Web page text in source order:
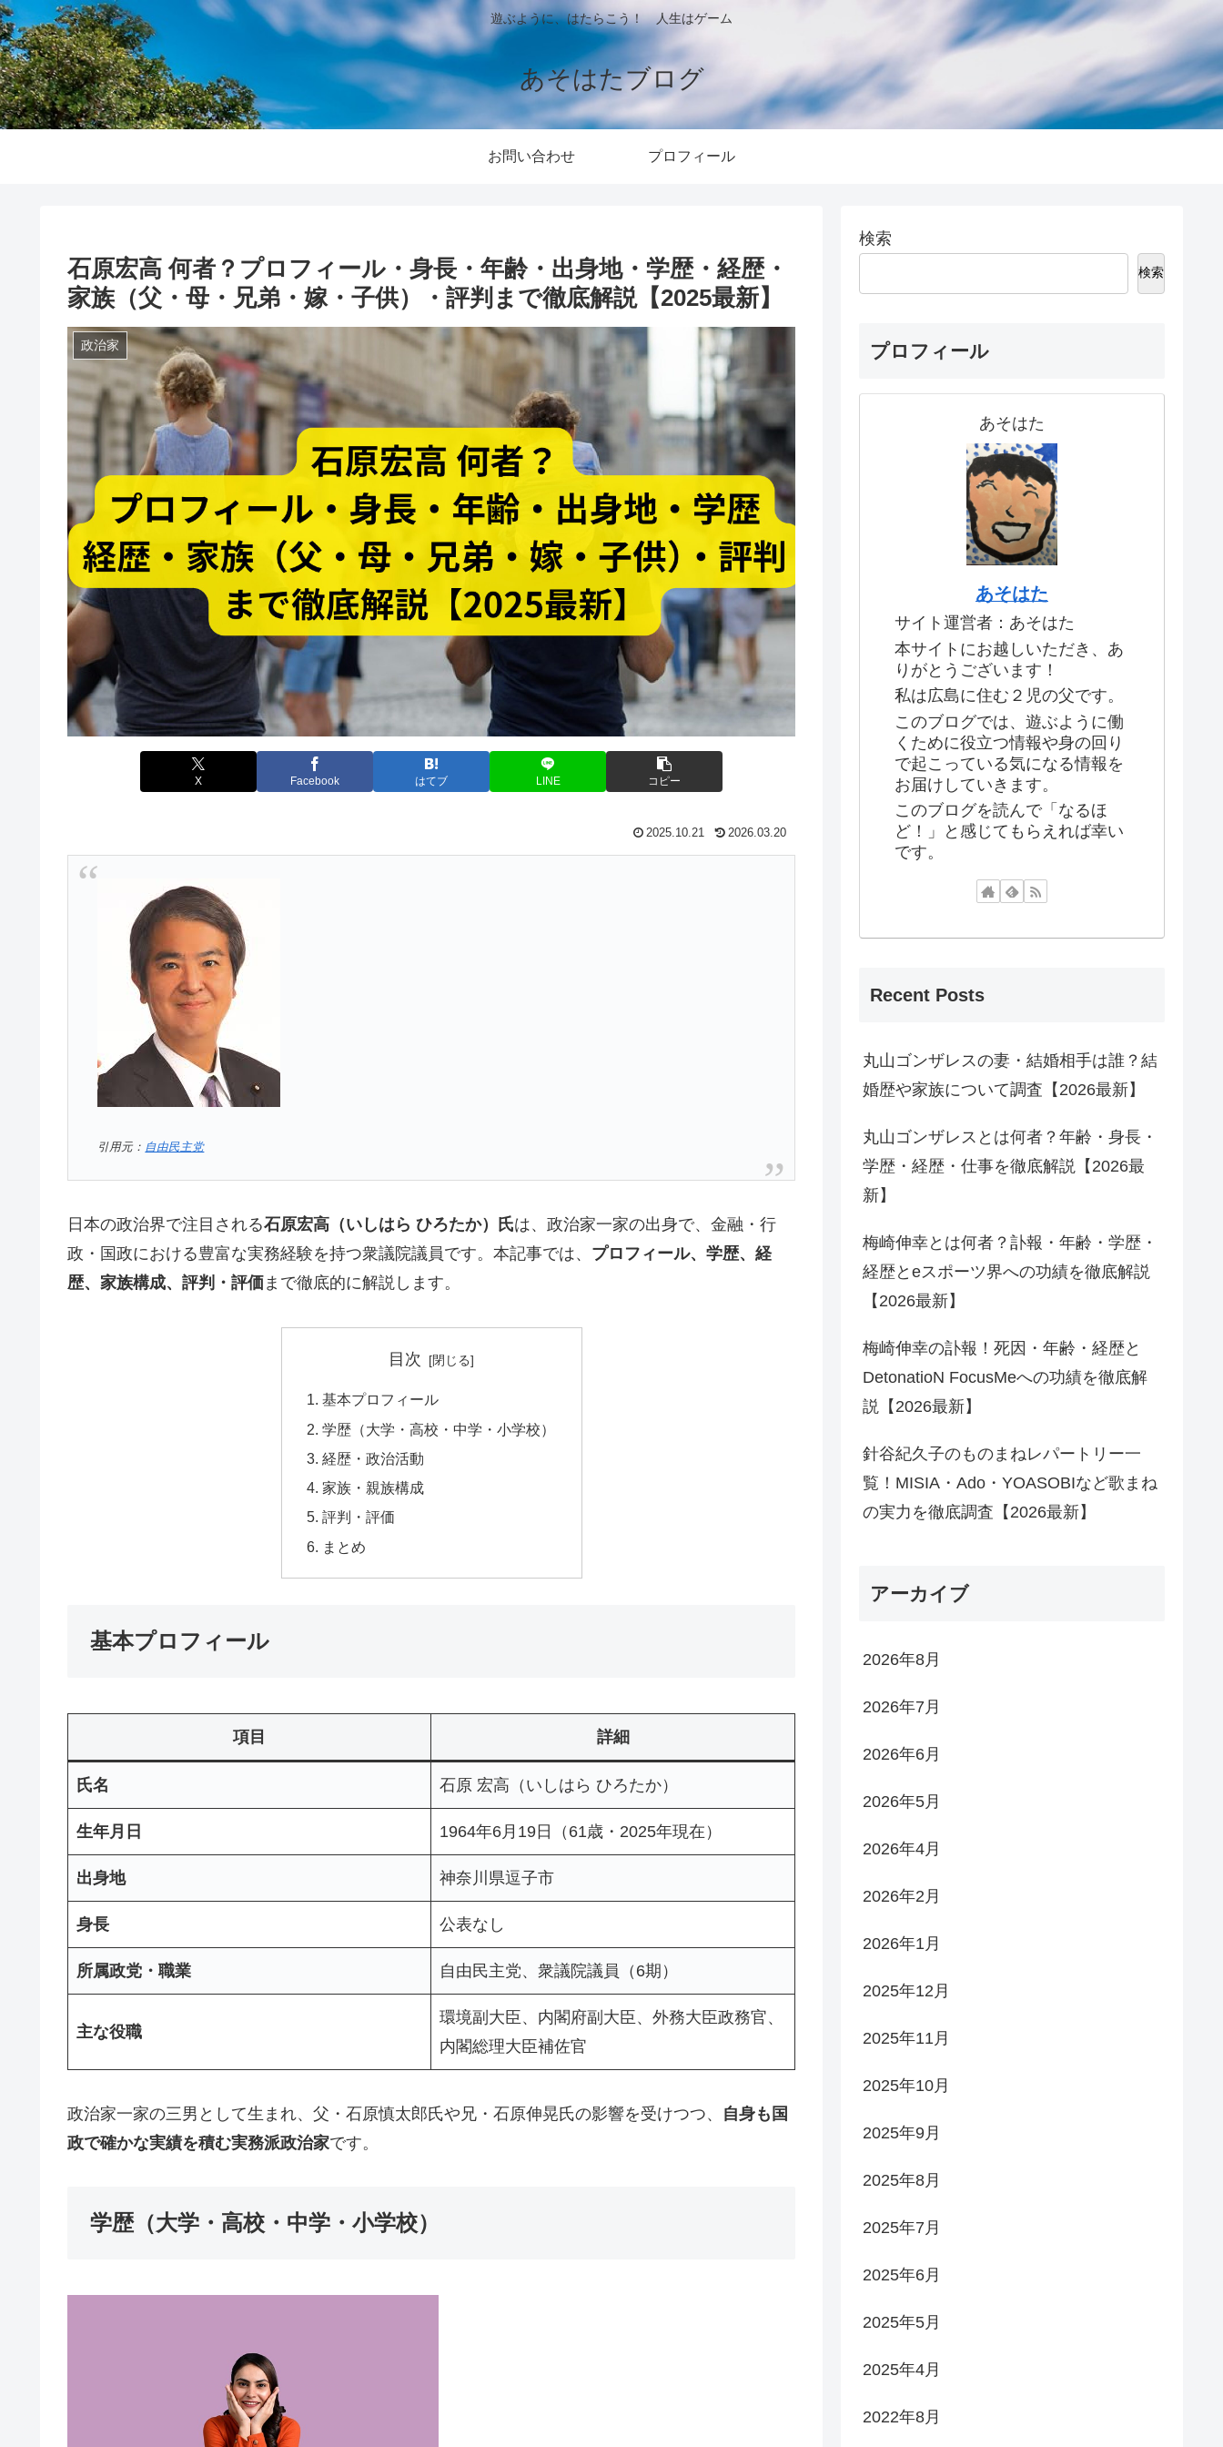
遊ぶように、はたらこう！ 人生はゲーム
あそはたブログ
お問い合わせ プロフィール
石原宏高 何者？プロフィール・身長・年齢・出身地・学歴・経歴・
家族（父・母・兄弟・嫁・子供）・評判まで徹底解説【2025最新】
政治家
X Facebook はてブ LINE コピー
2025.10.21 2026.03.20
引用元： 自由民主党
日本の政治界で注目される石原宏高（いしはら ひろたか）氏は、政治家一家の出身で、金融・行
政・国政における豊富な実務経験を持つ衆議院議員です。本記事では、 プロフィール、学歴、経
歴、家族構成、評判・評価まで徹底的に解説します。
目次
基本プロフィール
学歴（大学・高校・中学・小学校）
経歴・政治活動
家族・親族構成
評判・評価
まとめ
基本プロフィール
項目 詳細
氏名 石原 宏高（いしはら ひろたか）
生年月日 1964年6月19日（61歳・2025年現在）
出身地 神奈川県逗子市
身長 公表なし
所属政党・職業 自由民主党、衆議院議員（6期）
主な役職
環境副大臣、内閣府副大臣、外務大臣政務官、
内閣総理大臣補佐官
政治家一家の三男として生まれ、父・石原慎太郎氏や兄・石原伸晃氏の影響を受けつつ、 自身も国
政で確かな実績を積む実務派政治家です。
学歴（大学・高校・中学・小学校）
検索
検索
プロフィール
あそはた
あそはた
サイト運営者：あそはた
本サイトにお越しいただき、あ
りがとうございます！
私は広島に住む２児の父です。
このブログでは、遊ぶように働
くために役立つ情報や身の回り
で起こっている気になる情報を
お届けしていきます。
このブログを読んで「なるほ
ど！」と感じてもらえれば幸い
です。
Recent Posts
丸山ゴンザレスの妻・結婚相手は誰？結
婚歴や家族について調査【2026最新】
丸山ゴンザレスとは何者？年齢・身長・
学歴・経歴・仕事を徹底解説【2026最
新】
梅崎伸幸とは何者？訃報・年齢・学歴・
経歴とeスポーツ界への功績を徹底解説
【2026最新】
梅崎伸幸の訃報！死因・年齢・経歴と
DetonatioN FocusMeへの功績を徹底解
説【2026最新】
針谷紀久子のものまねレパートリー一
覧！MISIA・Ado・YOASOBIなど歌まね
の実力を徹底調査【2026最新】
アーカイブ
2026年8月
2026年7月
2026年6月
2026年5月
2026年4月
2026年2月
2026年1月
2025年12月
2025年11月
2025年10月
2025年9月
2025年8月
2025年7月
2025年6月
2025年5月
2025年4月
2022年8月